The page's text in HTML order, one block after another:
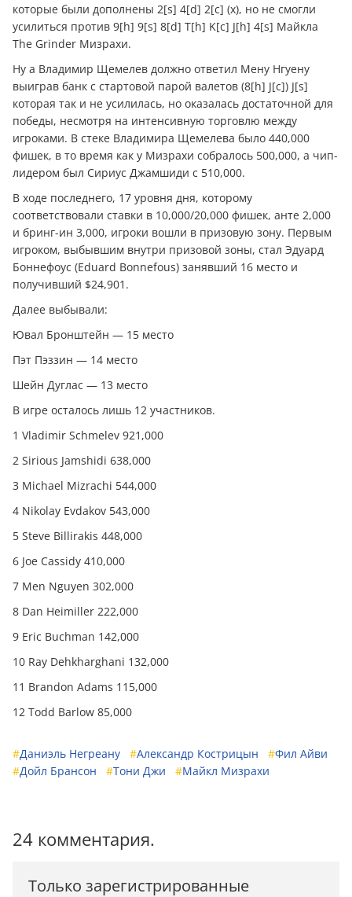
которые были дополнены 2[s] 4[d] 2[c] (x), но не смогли
усилиться против 9[h] 9[s] 8[d] T[h] K[c] J[h] 4[s] Майкла
The Grinder Мизрахи.
Ну а Владимир Щемелев должно ответил Мену Нгуену
выиграв банк с стартовой парой валетов (8[h] J[c]) J[s]
которая так и не усилилась, но оказалась достаточной для
победы, несмотря на интенсивную торговлю между
игроками. В стеке Владимира Щемелева было 440,000
фишек, в то время как у Мизрахи собралось 500,000, а чип-
лидером был Сириус Джамшиди с 510,000.
В ходе последнего, 17 уровня дня, которому
соответствовали ставки в 10,000/20,000 фишек, анте 2,000
и бринг-ин 3,000, игроки вошли в призовую зону. Первым
игроком, выбывшим внутри призовой зоны, стал Эдуард
Боннефоус (Eduard Bonnefous) занявший 16 место и
получивший $24,901.
Далее выбывали:
Ювал Бронштейн — 15 место
Пэт Пэззин — 14 место
Шейн Дуглас — 13 место
В игре осталось лишь 12 участников.
1 Vladimir Schmelev 921,000
2 Sirious Jamshidi 638,000
3 Michael Mizrachi 544,000
4 Nikolay Evdakov 543,000
5 Steve Billirakis 448,000
6 Joe Cassidy 410,000
7 Men Nguyen 302,000
8 Dan Heimiller 222,000
9 Eric Buchman 142,000
10 Ray Dehkharghani 132,000
11 Brandon Adams 115,000
12 Todd Barlow 85,000
#Даниэль Негреану #Александр Кострицын #Фил Айви
#Дойл Брансон #Тони Джи #Майкл Мизрахи
24 комментария.
Только зарегистрированные